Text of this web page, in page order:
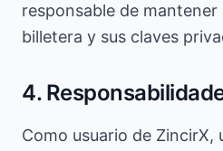
responsable de mantener
billetera y sus claves
4.
Como usuario de ZincirX,